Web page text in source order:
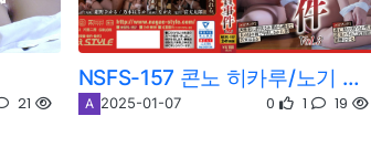
21
NSFS-157 콘노 히카루/노기 하루카
A 2025-01-07 0 1 19